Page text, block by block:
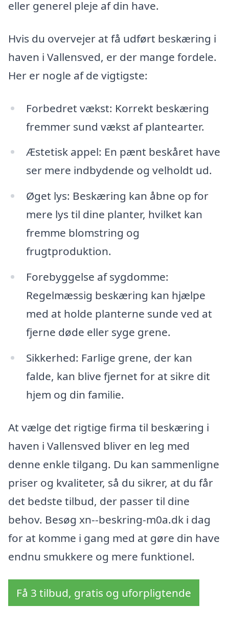
eller generel pleje af din have.
Hvis du overvejer at få udført beskæring i
haven i Vallensved, er der mange fordele.
Her er nogle af de vigtigste:
Forbedret vækst: Korrekt beskæring
fremmer sund vækst af plantearter.
Æstetisk appel: En pænt beskåret have
ser mere indbydende og velholdt ud.
Øget lys: Beskæring kan åbne op for
mere lys til dine planter, hvilket kan
fremme blomstring og
frugtproduktion.
Forebyggelse af sygdomme:
Regelmæssig beskæring kan hjælpe
med at holde planterne sunde ved at
fjerne døde eller syge grene.
Sikkerhed: Farlige grene, der kan
falde, kan blive fjernet for at sikre dit
hjem og din familie.
At vælge det rigtige firma til beskæring i
haven i Vallensved bliver en leg med
denne enkle tilgang. Du kan sammenligne
priser og kvaliteter, så du sikrer, at du får
det bedste tilbud, der passer til dine
behov. Besøg xn--beskring-m0a.dk i dag
for at komme i gang med at gøre din have
endnu smukkere og mere funktionel.
Få 3 tilbud, gratis og uforpligtende